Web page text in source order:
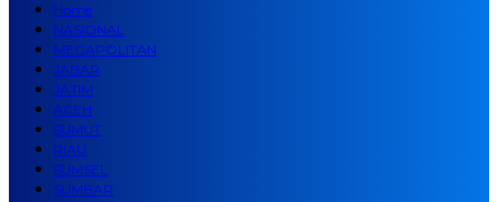
Home
NASIONAL
MEGAPOLITAN
JABAR
JATIM
ACEH
SUMUT
RIAU
SUMSEL
SUMBAR